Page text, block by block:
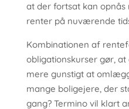
at der fortsat kan
renter på nuværende
Kombinationen af
obligationskurser gør,
mere gunstigt at
mange boligejere, der
gang? Termino vil klart